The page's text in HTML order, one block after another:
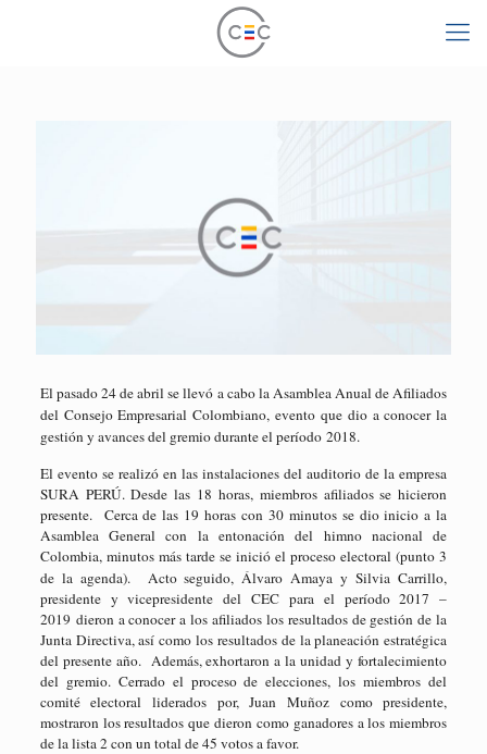
El pasado 24 de abril se llevó a cabo la Asamblea Anual de Afiliados
del Consejo Empresarial Colombiano, evento que dio a conocer la
gestión y avances del gremio durante el período 2018.
El evento se realizó en las instalaciones del auditorio de la empresa
SURA PERÚ. Desde las 18 horas, miembros afiliados se hicieron
presente. Cerca de las 19 horas con 30 minutos se dio inicio a la
Asamblea General con la entonación del himno nacional de
Colombia, minutos más tarde se inició el proceso electoral (punto 3
de la agenda).
Acto seguido, Álvaro Amaya y Silvia Carrillo,
presidente y vicepresidente del CEC para el período 2017 –
2019 dieron a conocer a los afiliados los resultados de gestión de la
Junta Directiva, así como los resultados de la planeación estratégica
del presente año. Además, exhortaron a la unidad y fortalecimiento
del gremio. Cerrado el proceso de elecciones, los miembros del
comité electoral liderados por, Juan Muñoz como presidente,
mostraron los resultados que dieron como ganadores a los miembros
de la lista 2 con un total de 45 votos a favor.